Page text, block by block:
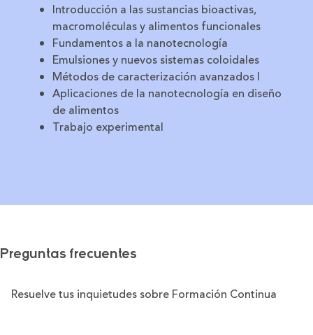
Introducción a las sustancias bioactivas,
macromoléculas y alimentos funcionales
Fundamentos a la nanotecnología
Emulsiones y nuevos sistemas coloidales
Métodos de caracterización avanzados I
Aplicaciones de la nanotecnología en diseño
de alimentos
Trabajo experimental
Preguntas frecuentes
Resuelve tus inquietudes sobre Formación Continua